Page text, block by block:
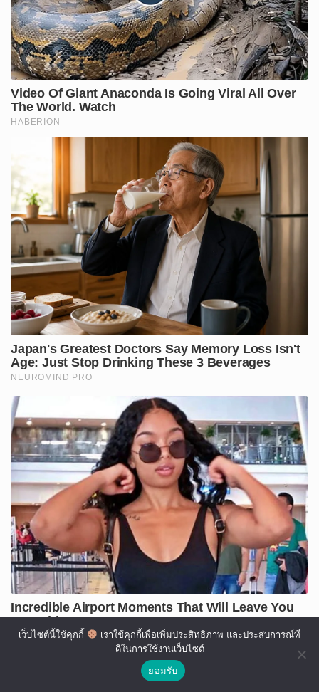
เว็บไซต์นี้ใช้คุกกี้
เราใช้คุกกี้เพื่อเพิ่มประสิทธิภาพ และประสบการณ์ที่
ดีในการใช้งานเว็บไซต์
ยอมรับ